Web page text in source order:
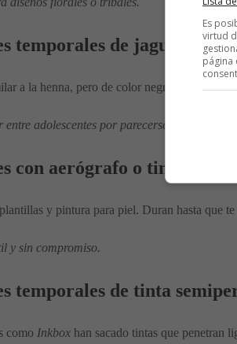
temporales de jagua
a la henna, pero de color negro azulado.
adolescentes por parecerse más al
con aerógrafo o tinta
y pintura para piel. Duran hasta que
y sin compromiso.
temporales de tinta
como Inkbox han sacado tintas que penetran
Es
virtud
página